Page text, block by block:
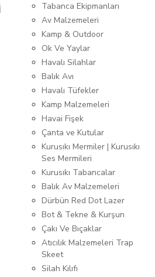
Tabanca Ekipmanları
Av Malzemeleri
Kamp & Outdoor
Ok Ve Yaylar
Havalı Silahlar
Balık Avı
Havalı Tüfekler
Kamp Malzemeleri
Havai Fişek
Çanta ve Kutular
Kurusıkı Mermiler | Kurusıkı
Ses Mermileri
Kurusıkı Tabancalar
Balık Av Malzemeleri
Dürbün Red Dot Lazer
Bot & Tekne & Kurşun
Çakı Ve Bıçaklar
Atıcılık Malzemeleri Trap
Skeet
Silah Kılıfı